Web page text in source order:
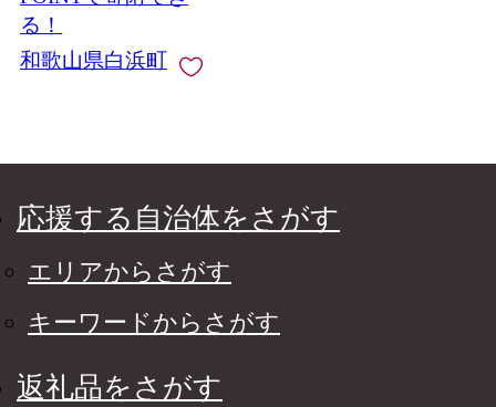
る！
和歌山県白浜町
応援する自治体をさがす
エリアからさがす
キーワードからさがす
返礼品をさがす